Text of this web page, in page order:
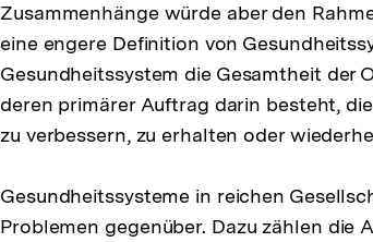
Zusammenhänge würde aber den
eine engere Definition von
Gesundheitssystem die Gesamtheit der
deren primärer Auftrag darin besteht,
zu verbessern, zu erhalten oder
Gesundheitssysteme in reichen
Problemen gegenüber. Dazu zählen die